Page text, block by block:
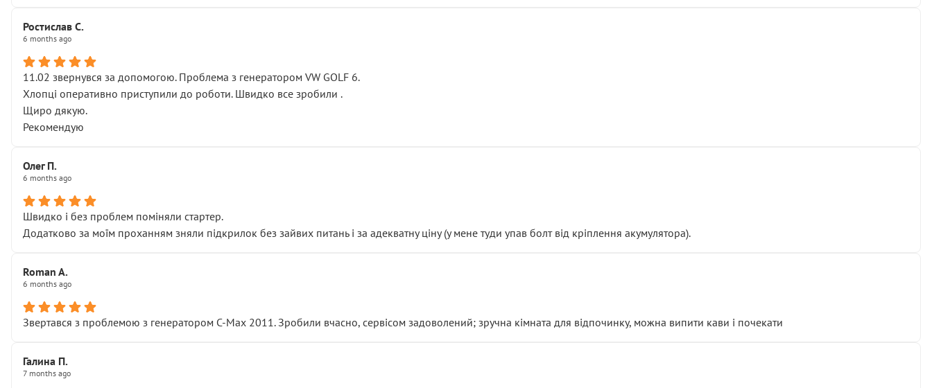
Ростислав С.
6 months ago
11.02 звернувся за допомогою. Проблема з генератором VW GOLF 6.
Хлопці оперативно приступили до роботи. Швидко все зробили .
Щиро дякую.
Рекомендую
Олег П.
6 months ago
Швидко і без проблем поміняли стартер.
Додатково за моїм проханням зняли підкрилок без зайвих питань і за адекватну ціну (у мене туди упав болт від кріплення акумулятора).
Roman A.
6 months ago
Звертався з проблемою з генератором C-Max 2011. Зробили вчасно, сервісом задоволений; зручна кімната для відпочинку, можна випити кави і почекати
Галина П.
7 months ago